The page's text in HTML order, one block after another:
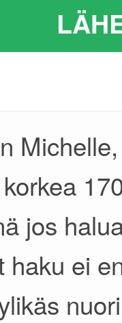
jos
haku ei